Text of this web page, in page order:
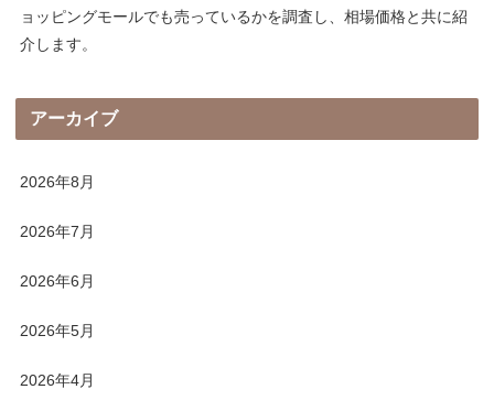
ョッピングモールでも売っているかを調査し、相場価格と共に紹
介します。
アーカイブ
2026年8月
2026年7月
2026年6月
2026年5月
2026年4月